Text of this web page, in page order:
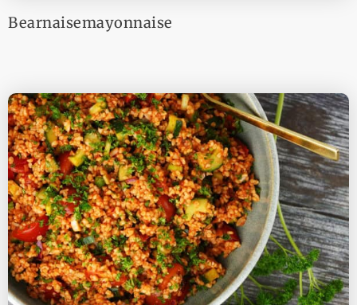
Bearnaisemayonnaise